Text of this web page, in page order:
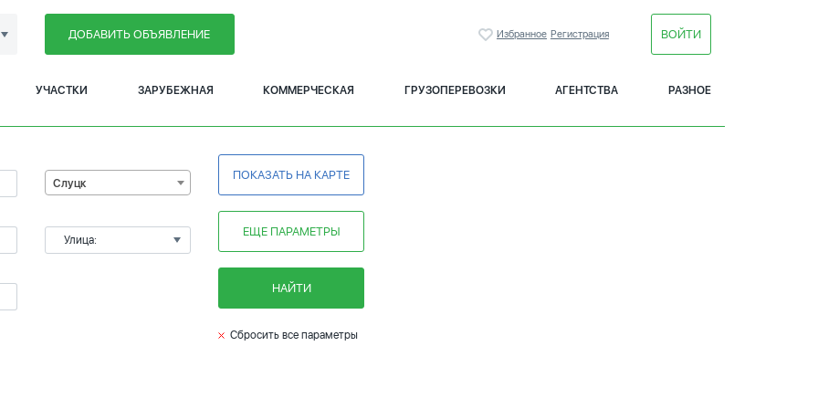
ДОБАВИТЬ ОБЪЯВЛЕНИЕ Избранное Регистрация ВОЙТИ
УЧАСТКИ ЗАРУБЕЖНАЯ КОММЕРЧЕСКАЯ ГРУЗОПЕРЕВОЗКИ АГЕНТСТВА РАЗНОЕ
Слуцк
Улица:
ПОКАЗАТЬ НА КАРТЕ
ЕЩЕ ПАРАМЕТРЫ
НАЙТИ
Сбросить все параметры